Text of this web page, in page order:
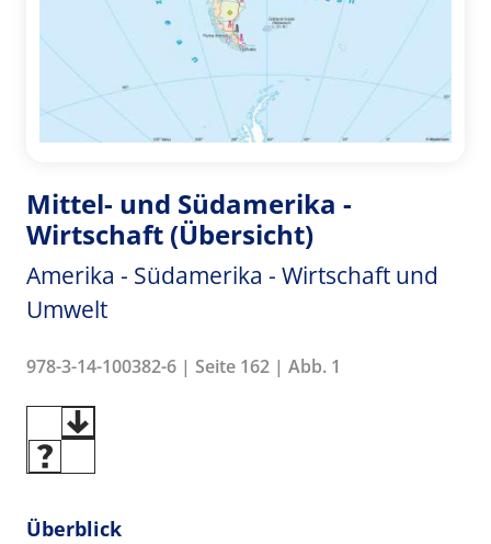
Mittel- und Südamerika -
Wirtschaft (Übersicht)
Amerika - Südamerika - Wirtschaft und
Umwelt
978-3-14-100382-6 | Seite 162 | Abb. 1
Überblick